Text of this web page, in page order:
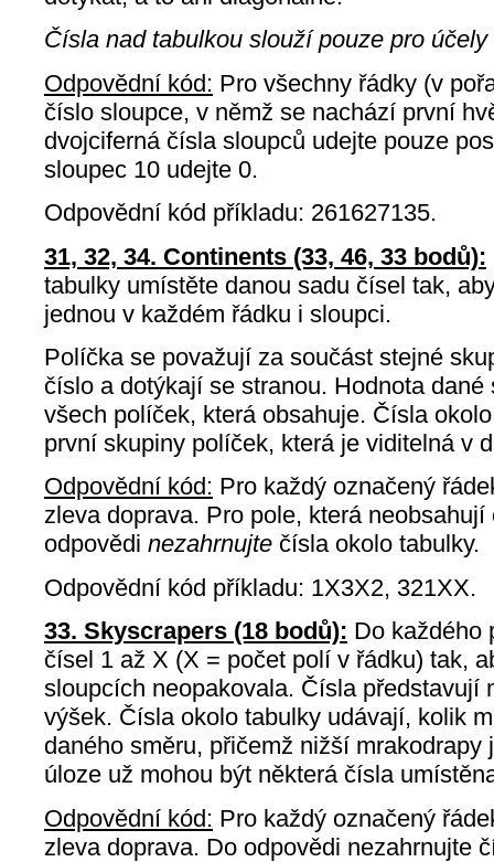
Čísla nad tabulkou slouží pouze pro
Odpovědní kód: Pro všechny řádky (v
číslo sloupce, v němž se nachází první
dvojciferná čísla sloupců udejte pouze
sloupec 10 udejte 0.
Odpovědní kód příkladu: 261627135.
31, 32, 34. Continents (33, 46, 33 bodů):
tabulky umístěte danou sadu čísel tak,
jednou v každém řádku i sloupci.
Políčka se považují za součást stejné
číslo a dotýkají se stranou. Hodnota
všech políček, která obsahuje. Čísla
první skupiny políček, která je viditelná v
Odpovědní kód: Pro každý označený
zleva doprava. Pro pole, která
odpovědi nezahrnujte čísla okolo tabulky.
Odpovědní kód příkladu: 1X3X2, 321XX.
33. Skyscrapers (18 bodů): Do každého
čísel 1 až X (X = počet polí v řádku) tak,
sloupcích neopakovala. Čísla představují
výšek. Čísla okolo tabulky udávají, kolik
daného směru, přičemž nižší
úloze už mohou být některá čísla
Odpovědní kód: Pro každý označený
zleva doprava. Do odpovědi nezahrnujte